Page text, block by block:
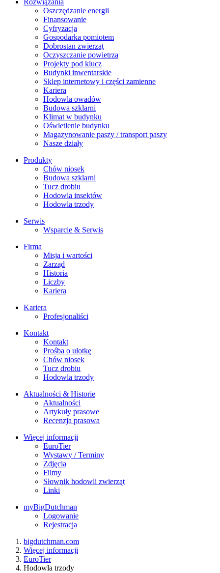
Rozwiązania
​Oszczędzanie energii
Finansowanie
Cyfryzacja
Gospodarka pomiotem
Dobrostan zwierząt
Oczyszczanie powietrza
Projekty pod klucz
Budynki inwentarskie
Sklep internetowy i części zamienne
Kariera
Hodowla owadów
Budowa szklarni
Klimat w budynku
Oświetlenie budynku
Magazynowanie paszy / transport paszy
Nasze działy
Produkty
Chów niosek
Budowa szklarni
Tucz drobiu
Hodowla insektów
Hodowla trzody
Serwis
Wsparcie & Serwis
Firma
Misja i wartości
Zarząd
Historia
Liczby
Kariera
Kariera
Profesjonaliści
Kontakt
Kontakt
Prośba o ulotkę
Chów niosek
Tucz drobiu
Hodowla trzody
Aktualności & Historie
Aktualności
Artykuły prasowe
Recenzja prasowa
Więcej informacji
EuroTier
Wystawy / Terminy
Zdjęcia
Filmy
Słownik hodowli zwierząt
Linki
myBigDutchman
Logowanie
Rejestracja
bigdutchman.com
Więcej informacji
EuroTier
Hodowla trzody